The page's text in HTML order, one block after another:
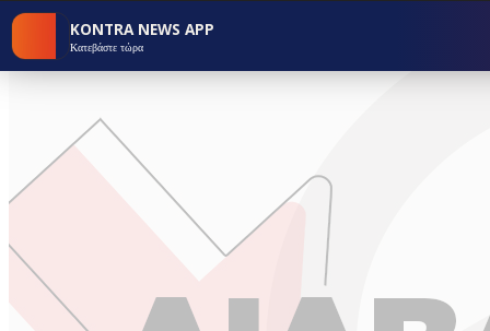
KONTRA NEWS APP
Κατεβάστε τώρα